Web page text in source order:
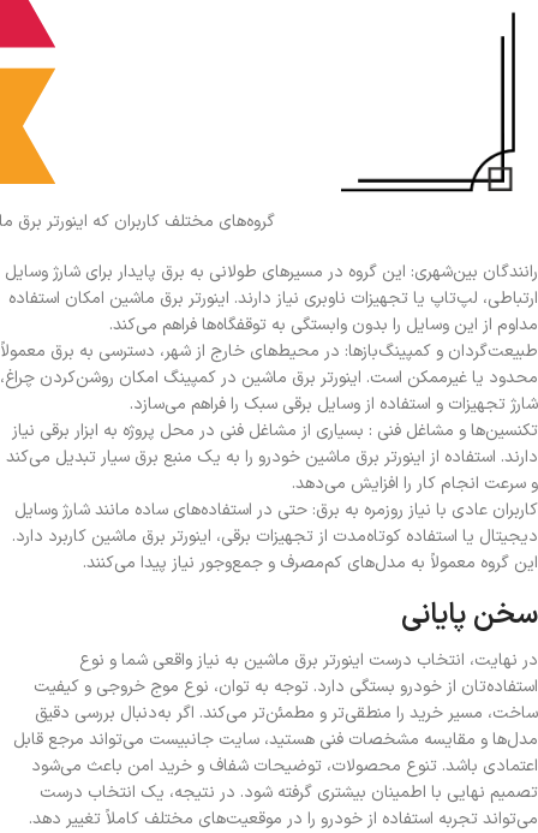
گروه‌های مختلف کاربران که اینورتر
رانندگان بین‌شهری: این گروه در مسیرهای طولانی به برق پایدار برای شارژ وسایل
ارتباطی، لپ‌تاپ یا تجهیزات ناوبری نیاز دارند. اینورتر برق ماشین امکان استفاده
مداوم از این وسایل را بدون وابستگی به توقفگاه‌ها فراهم می‌کند.
طبیعت‌گردان و کمپینگ‌بازها: در محیط‌های خارج از شهر، دسترسی به برق معمولاً
محدود یا غیرممکن است. اینورتر برق ماشین در کمپینگ امکان روشن‌کردن چراغ،
شارژ تجهیزات و استفاده از وسایل برقی سبک را فراهم می‌سازد.
تکنسین‌ها و مشاغل فنی : بسیاری از مشاغل فنی در محل پروژه به ابزار برقی نیاز
دارند. استفاده از اینورتر برق ماشین خودرو را به یک منبع برق سیار تبدیل می‌کند
و سرعت انجام کار را افزایش می‌دهد.
کاربران عادی با نیاز روزمره به برق: حتی در استفاده‌های ساده مانند شارژ وسایل
دیجیتال یا استفاده کوتاه‌مدت از تجهیزات برقی، اینورتر برق ماشین کاربرد دارد.
این گروه معمولاً به مدل‌های کم‌مصرف و جمع‌وجور نیاز پیدا می‌کنند.
سخن پایانی
در نهایت، انتخاب درست اینورتر برق ماشین به نیاز واقعی شما و نوع
استفاده‌تان از خودرو بستگی دارد. توجه به توان، نوع موج خروجی و کیفیت
ساخت، مسیر خرید را منطقی‌تر و مطمئن‌تر می‌کند. اگر به‌دنبال بررسی دقیق
مدل‌ها و مقایسه مشخصات فنی هستید، سایت جانبیست می‌تواند مرجع قابل
اعتمادی باشد. تنوع محصولات، توضیحات شفاف و خرید امن باعث می‌شود
تصمیم نهایی با اطمینان بیشتری گرفته شود. در نتیجه، یک انتخاب درست
می‌تواند تجربه استفاده از خودرو را در موقعیت‌های مختلف کاملاً تغییر دهد.